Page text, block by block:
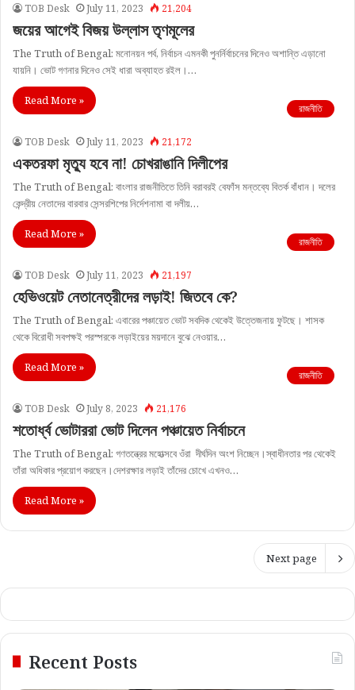
TOB Desk July 11, 2023 21,204
জয়ের আগেই বিজয় উল্লাস তৃণমূলের
The Truth of Bengal: মনোনয়ন পর্ব, নির্বাচন এমনকী পুনর্নির্বাচনের দিনেও অশান্তি এড়ানো
যায়নি। ভোট গণনার দিনেও সেই ধারা অব্যাহত রইল।…
Read More »
রাজনীতি
TOB Desk July 11, 2023 21,172
একতরফা মৃত্যু হবে না! চোখরাঙানি দিলীপের
The Truth of Bengal: বাংলার রাজনীতিতে তিনি বরাবরই বেফাঁস মন্তব্যে বিতর্ক বাঁধান। দলের
কেন্দ্রীয় নেতাদের বারবার সেন্সরশিপের নির্দেশনামা বা দলীয়…
Read More »
রাজনীতি
TOB Desk July 11, 2023 21,197
হেভিওয়েট নেতানেত্রীদের লড়াই! জিতবে কে?
The Truth of Bengal: এবারের পঞ্চায়েত ভোট সবদিক থেকেই উত্তেজনায় ফুটছে। শাসক
থেকে বিরোধী সবপক্ষই পরস্পরকে লড়াইয়ের ময়দানে বুঝে নেওয়ার…
Read More »
রাজনীতি
TOB Desk July 8, 2023 21,176
শতোর্ধ্ব ভোটাররা ভোট দিলেন পঞ্চায়েত নির্বাচনে
The Truth of Bengal: গণতন্ত্রের মহোত্সবে ওঁরা দীর্ঘদিন অংশ নিচ্ছেন।স্বাধীনতার পর থেকেই
তাঁরা অধিকার প্রয়োগ করছেন।দেশরক্ষার লড়াই তাঁদের চোখে এখনও…
Read More »
Next page
Recent Posts